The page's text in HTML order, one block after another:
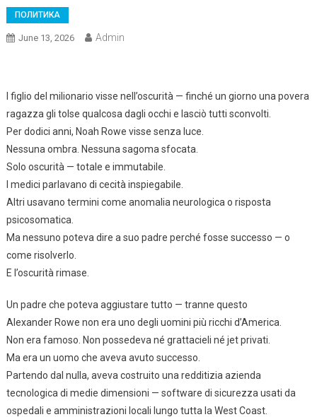
ПОЛИТИКА
June 13, 2026 Admin
l figlio del milionario visse nell’oscurità — finché un giorno una povera
ragazza gli tolse qualcosa dagli occhi e lasciò tutti sconvolti.
Per dodici anni, Noah Rowe visse senza luce.
Nessuna ombra. Nessuna sagoma sfocata.
Solo oscurità — totale e immutabile.
I medici parlavano di cecità inspiegabile.
Altri usavano termini come anomalia neurologica o risposta
psicosomatica.
Ma nessuno poteva dire a suo padre perché fosse successo — o
come risolverlo.
E l’oscurità rimase.
Un padre che poteva aggiustare tutto — tranne questo
Alexander Rowe non era uno degli uomini più ricchi d’America.
Non era famoso. Non possedeva né grattacieli né jet privati.
Ma era un uomo che aveva avuto successo.
Partendo dal nulla, aveva costruito una redditizia azienda
tecnologica di medie dimensioni — software di sicurezza usati da
ospedali e amministrazioni locali lungo tutta la West Coast.